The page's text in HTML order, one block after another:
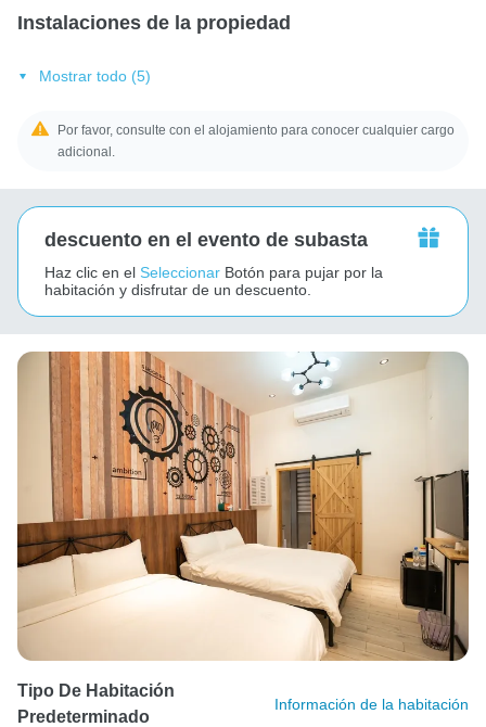
Instalaciones de la propiedad
Mostrar todo (5)
Por favor, consulte con el alojamiento para conocer cualquier cargo
adicional.
descuento en el evento de subasta
Haz clic en el Seleccionar Botón para pujar por la
habitación y disfrutar de un descuento.
Tipo De Habitación
Predeterminado
Información de la habitación